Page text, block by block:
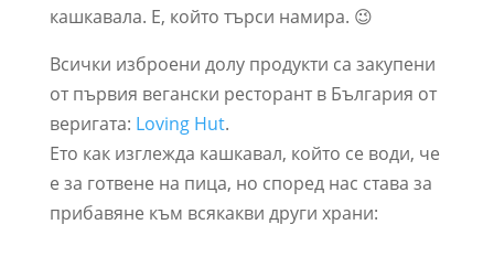
кашкавала. Е, който търси намира. 😉
Всички изброени долу продукти са закупени
от първия вегански ресторант в България от
веригата: Loving Hut.
Ето как изглежда кашкавал, който се води, че
е за готвене на пица, но според нас става за
прибавяне към всякакви други храни: